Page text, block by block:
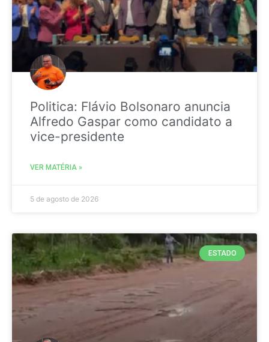
Politica: Flávio Bolsonaro anuncia
Alfredo Gaspar como candidato a
vice-presidente
VER MATÉRIA »
5 de agosto de 2026
ESTADO